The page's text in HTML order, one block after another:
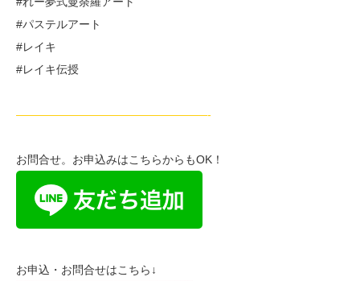
#パステルアート
#レイキ
#レイキ伝授
—————————————————-
お問合せ。お申込みはこちらからもOK！
お申込・お問合せはこちら↓